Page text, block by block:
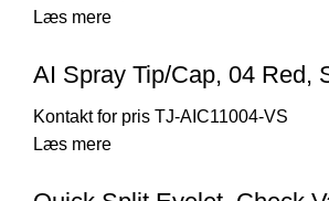
Læs mere
AI Spray Tip/Cap, 04 Red,
TJ-AIC11004-VS
Læs mere